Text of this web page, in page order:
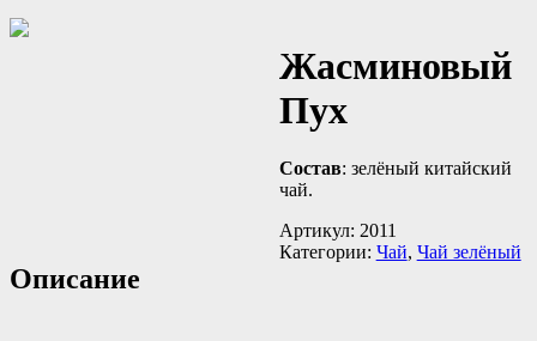
Жасминовый
Пух
Состав: зелёный китайский
чай.
Артикул: 2011
Категории: Чай, Чай зелёный
Описание